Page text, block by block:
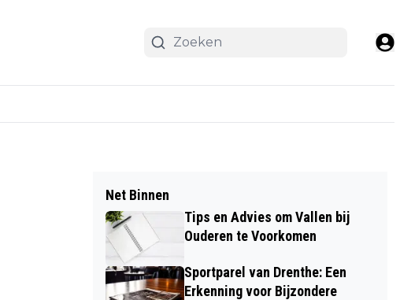
Net Binnen
Tips en Advies om Vallen bij
Ouderen te Voorkomen
Sportparel van Drenthe: Een
Erkenning voor Bijzondere